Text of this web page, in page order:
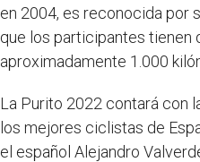
en 2004, es reconocida por
que los participantes tienen
aproximadamente 1.000
La Purito 2022 contará con
los mejores ciclistas de
el español Alejandro